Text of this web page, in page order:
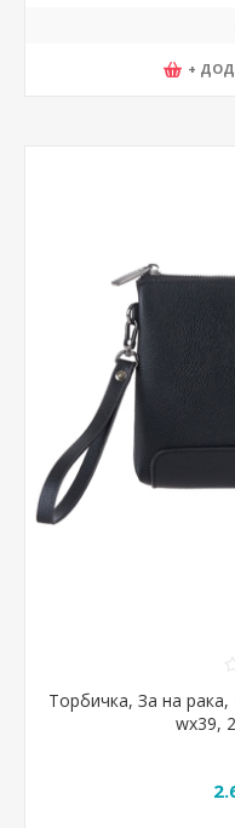
+
Торбичка, За на
wx39,